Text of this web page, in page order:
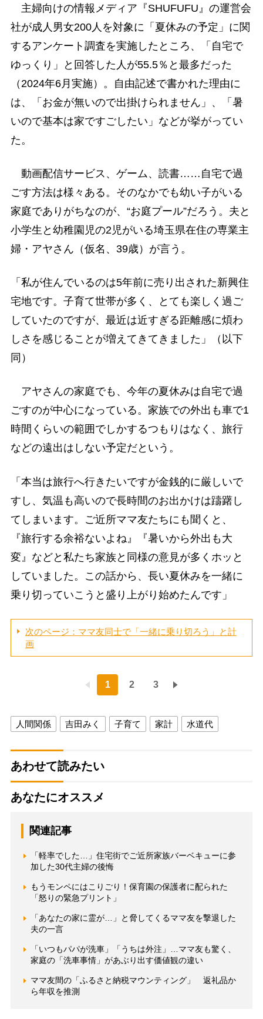
主婦向けの情報メディア『SHUFUFU』の運営会
社が成人男女200人を対象に「夏休みの予定」に関
するアンケート調査を実施したところ、「自宅で
ゆっくり」と回答した人が55.5％と最多だった
（2024年6月実施）。自由記述で書かれた理由に
は、「お金が無いので出掛けられません」、「暑
いので基本は家ですごしたい」などが挙がってい
た。
動画配信サービス、ゲーム、読書……自宅で過
ごす方法は様々ある。そのなかでも幼い子がいる
家庭でありがちなのが、“お庭プール”だろう。夫と
小学生と幼稚園児の2児がいる埼玉県在住の専業主
婦・アヤさん（仮名、39歳）が言う。
「私が住んでいるのは5年前に売り出された新興住
宅地です。子育て世帯が多く、とても楽しく過ご
していたのですが、最近は近すぎる距離感に煩わ
しさを感じることが増えてきてきました」（以下
同）
アヤさんの家庭でも、今年の夏休みは自宅で過
ごすのが中心になっている。家族での外出も車で1
時間くらいの範囲でしかするつもりはなく、旅行
などの遠出はしない予定だという。
「本当は旅行へ行きたいですが金銭的に厳しいで
すし、気温も高いので長時間のお出かけは躊躇し
てしまいます。ご近所ママ友たちにも聞くと、
『旅行する余裕ないよね』『暑いから外出も大
変』などと私たち家族と同様の意見が多くホッと
していました。この話から、長い夏休みを一緒に
乗り切っていこうと盛り上がり始めたんです」
次のページ：ママ友同士で「一緒に乗り切ろう」と計
画
1 2 3
人間関係 吉田みく 子育て 家計 水道代
あわせて読みたい
あなたにオススメ
関連記事
「軽率でした…」住宅街でご近所家族バーベキューに参
加した30代主婦の後悔
もうモンペにはこりごり！保育園の保護者に配られた
「怒りの緊急プリント」
「あなたの家に霊が…」と脅してくるママ友を撃退した
夫の一言
「いつもパパが洗車」「うちは外注」…ママ友も驚く、
家庭の「洗車事情」があぶり出す価値観の違い
ママ友間の「ふるさと納税マウンティング」 返礼品か
ら年収を推測